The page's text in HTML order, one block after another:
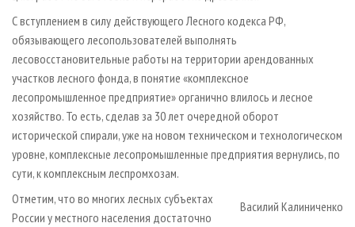
С вступлением в силу действующего Лесного кодекса РФ,
обязывающего лесопользователей выполнять
лесовосстановительные работы на территории арендованных
участков лесного фонда, в понятие «комплексное
лесопромышленное предприятие» органично влилось и лесное
хозяйство. То есть, сделав за 30 лет очередной оборот
исторической спирали, уже на новом техническом и технологическом
уровне, комплексные лесопромышленные предприятия вернулись, по
сути, к комплексным леспромхозам.
Василий Калиниченко
Отметим, что во многих лесных субъектах
России у местного населения достаточно